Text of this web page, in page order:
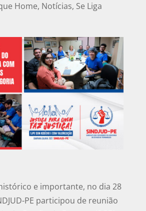
Home, Notícias, Se Liga
e importante, no dia 28
PE participou de reunião